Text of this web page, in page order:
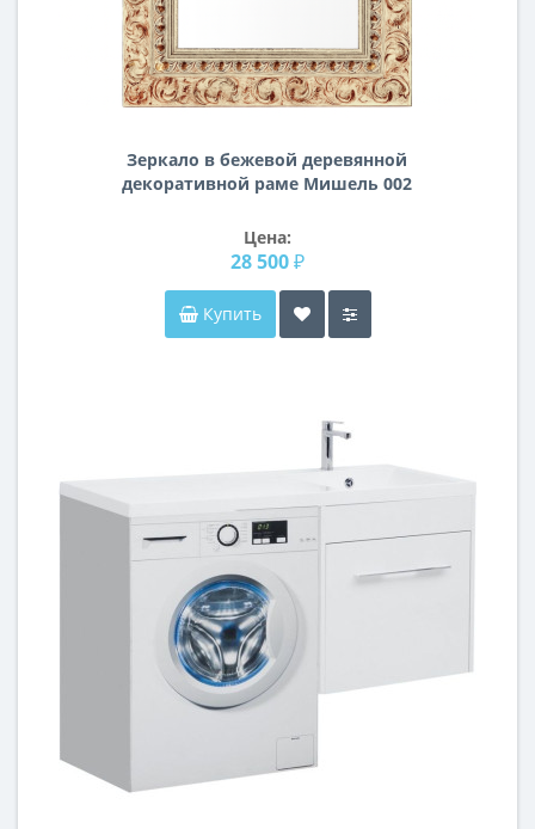
Зеркало в бежевой деревянной
декоративной раме Мишель 002
Цена:
28 500 ₽
Купить